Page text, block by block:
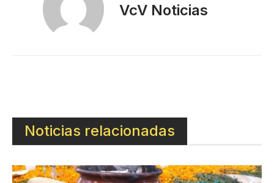
VcV Noticias
Noticias relacionadas